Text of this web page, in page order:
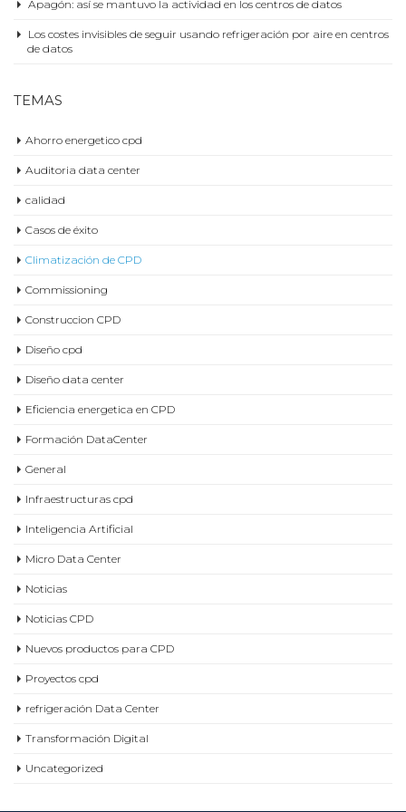
Apagón: así se mantuvo la actividad en los centros de datos
Los costes invisibles de seguir usando refrigeración por aire en centros
de datos
TEMAS
Ahorro energetico cpd
Auditoria data center
calidad
Casos de éxito
Climatización de CPD
Commissioning
Construccion CPD
Diseño cpd
Diseño data center
Eficiencia energetica en CPD
Formación DataCenter
General
Infraestructuras cpd
Inteligencia Artificial
Micro Data Center
Noticias
Noticias CPD
Nuevos productos para CPD
Proyectos cpd
refrigeración Data Center
Transformación Digital
Uncategorized